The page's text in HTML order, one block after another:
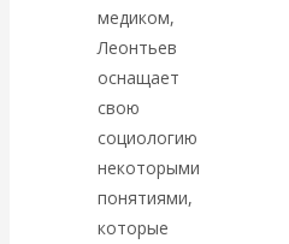
КАтасонов.
Может ли
Америка
покинуть НАТО?
медиком,
Леонтьев
оснащает
свою
социологию
некоторыми
понятиями,
которые